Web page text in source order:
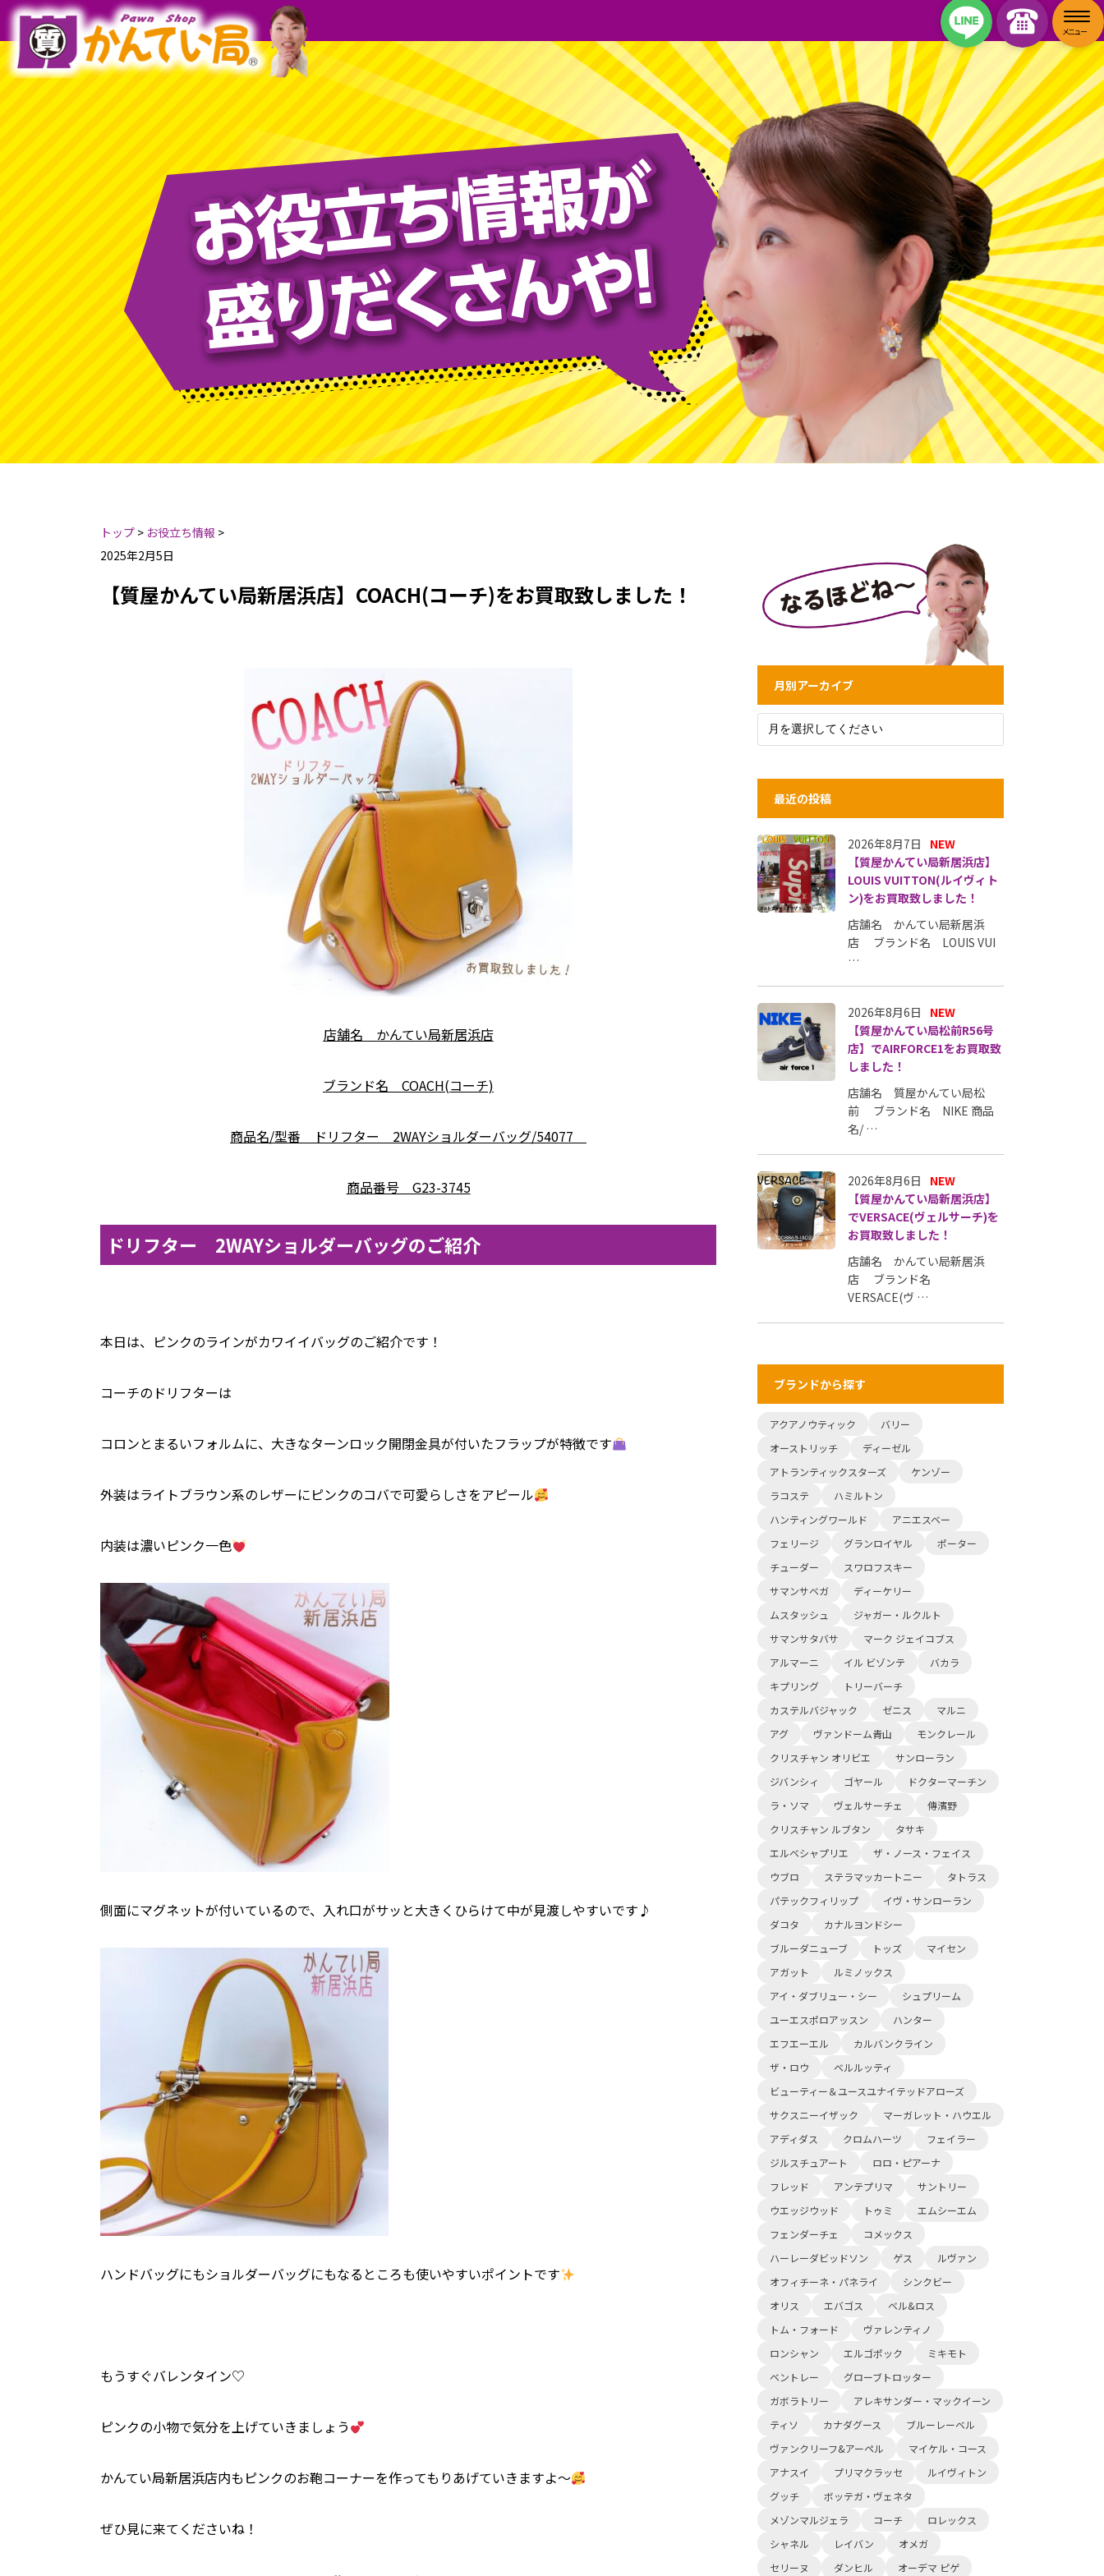
トップ > お役立ち情報 >
2025年2月5日
【質屋かんてい局新居浜店】COACH(コーチ)をお買取致しました！
店舗名 かんてい局新居浜店
ブランド名 COACH(コーチ)
商品名/型番 ドリフター 2WAYショルダーバッグ/54077
商品番号 G23-3745
ドリフター 2WAYショルダーバッグのご紹介
本日は、ピンクのラインがカワイイバッグのご紹介です！
コーチのドリフターは
コロンとまるいフォルムに、大きなターンロック開閉金具が付いたフラップが特徴です
外装はライトブラウン系のレザーにピンクのコバで可愛らしさをアピール
内装は濃いピンク一色
側面にマグネットが付いているので、入れ口がサッと大きくひらけて中が見渡しやすいです♪
ハンドバッグにもショルダーバッグにもなるところも使いやすいポイントです
もうすぐバレンタイン♡
ピンクの小物で気分を上げていきましょう
かんてい局新居浜店内もピンクのお鞄コーナーを作ってもりあげていきますよ～
ぜひ見に来てくださいね！
月別アーカイブ
最近の投稿
2026年8月7日
NEW
【質屋かんてい局新居浜店】
LOUIS VUITTON(ルイヴィト
ン)をお買取致しました！
店舗名 かんてい局新居浜
店 ブランド名 LOUIS VUI
…
2026年8月6日
NEW
【質屋かんてい局松前R56号
店】でAIRFORCE1をお買取致
しました！
店舗名 質屋かんてい局松
前 ブランド名 NIKE 商品
名/ …
2026年8月6日
NEW
【質屋かんてい局新居浜店】
でVERSACE(ヴェルサーチ)を
お買取致しました！
店舗名 かんてい局新居浜
店 ブランド名
VERSACE(ヴ …
ブランドから探す
アクアノウティック
バリー
オーストリッチ
ディーゼル
アトランティックスターズ
ケンゾー
ラコステ
ハミルトン
ハンティングワールド
アニエスベー
フェリージ
グランロイヤル
ポーター
チューダー
スワロフスキー
サマンサベガ
ディーケリー
ムスタッシュ
ジャガー・ルクルト
サマンサタバサ
マーク ジェイコブス
アルマーニ
イル ビゾンテ
バカラ
キプリング
トリーバーチ
カステルバジャック
ゼニス
マルニ
アグ
ヴァンドーム青山
モンクレール
クリスチャン オリビエ
サンローラン
ジバンシィ
ゴヤール
ドクターマーチン
ラ・ソマ
ヴェルサーチェ
傳濱野
クリスチャン ルブタン
タサキ
エルベシャプリエ
ザ・ノース・フェイス
ウブロ
ステラマッカートニー
タトラス
パテックフィリップ
イヴ・サンローラン
ダコタ
カナルヨンドシー
ブルーダニューブ
トッズ
マイセン
アガット
ルミノックス
アイ・ダブリュー・シー
シュプリーム
ユーエスポロアッスン
ハンター
エフエーエル
カルバンクライン
ザ・ロウ
ベルルッティ
ビューティー＆ユースユナイテッドアローズ
サクスニーイザック
マーガレット・ハウエル
アディダス
クロムハーツ
フェイラー
ジルスチュアート
ロロ・ピアーナ
フレッド
アンテプリマ
サントリー
ウエッジウッド
トゥミ
エムシーエム
フェンダーチェ
コメックス
ハーレーダビッドソン
ゲス
ルヴァン
オフィチーネ・パネライ
シンクビー
オリス
エバゴス
ベル&ロス
トム・フォード
ヴァレンティノ
ロンシャン
エルゴポック
ミキモト
ベントレー
グローブトロッター
ガボラトリー
アレキサンダー・マックイーン
ティソ
カナダグース
ブルーレーベル
ヴァンクリーフ&アーペル
マイケル・コース
アナスイ
プリマクラッセ
ルイヴィトン
グッチ
ボッテガ・ヴェネタ
メゾンマルジェラ
コーチ
ロレックス
シャネル
レイバン
オメガ
セリーヌ
ダンヒル オーデマ ピゲ